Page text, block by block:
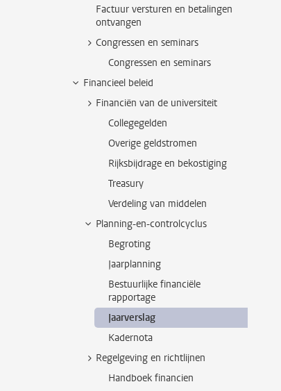
Factuur versturen en betalingen
ontvangen
Congressen en seminars
Congressen en seminars
Financieel beleid
Financiën van de universiteit
Collegegelden
Overige geldstromen
Rijksbijdrage en bekostiging
Treasury
Verdeling van middelen
Planning-en-controlcyclus
Begroting
Jaarplanning
Bestuurlijke financiële
rapportage
Jaarverslag
Kadernota
Regelgeving en richtlijnen
Handboek financien